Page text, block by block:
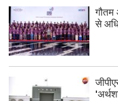
गौतम
से